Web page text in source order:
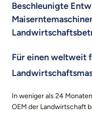
Beschleunigte
Für einen weltweit
In weniger als 24
OEM der Landwirtschaft